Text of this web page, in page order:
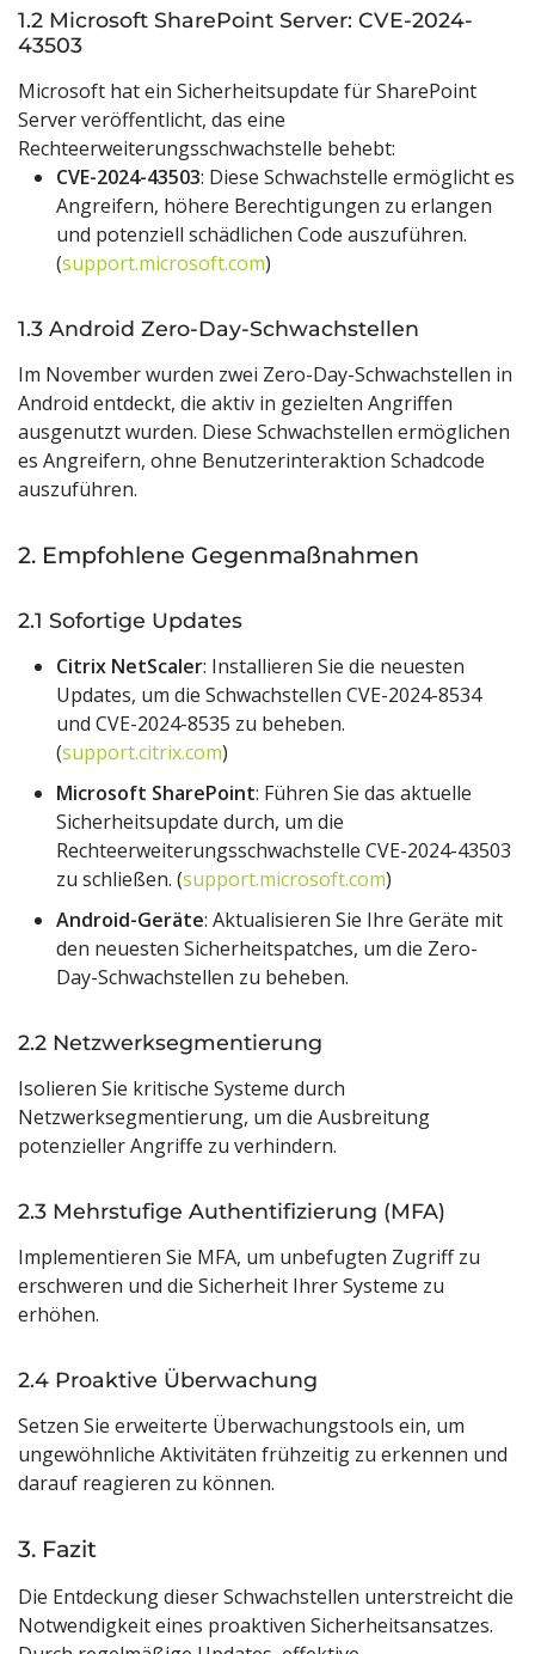
1.2 Microsoft SharePoint Server: CVE-2024-
43503
Microsoft hat ein Sicherheitsupdate für SharePoint
Server veröffentlicht, das eine
Rechteerweiterungsschwachstelle behebt:
CVE-2024-43503: Diese Schwachstelle ermöglicht es
Angreifern, höhere Berechtigungen zu erlangen
und potenziell schädlichen Code auszuführen.
(support.microsoft.com)
1.3 Android Zero-Day-Schwachstellen
Im November wurden zwei Zero-Day-Schwachstellen in
Android entdeckt, die aktiv in gezielten Angriffen
ausgenutzt wurden. Diese Schwachstellen ermöglichen
es Angreifern, ohne Benutzerinteraktion Schadcode
auszuführen.
2. Empfohlene Gegenmaßnahmen
2.1 Sofortige Updates
Citrix NetScaler: Installieren Sie die neuesten
Updates, um die Schwachstellen CVE-2024-8534
und CVE-2024-8535 zu beheben.
(support.citrix.com)
Microsoft SharePoint: Führen Sie das aktuelle
Sicherheitsupdate durch, um die
Rechteerweiterungsschwachstelle CVE-2024-43503
zu schließen. (support.microsoft.com)
Android-Geräte: Aktualisieren Sie Ihre Geräte mit
den neuesten Sicherheitspatches, um die Zero-
Day-Schwachstellen zu beheben.
2.2 Netzwerksegmentierung
Isolieren Sie kritische Systeme durch
Netzwerksegmentierung, um die Ausbreitung
potenzieller Angriffe zu verhindern.
2.3 Mehrstufige Authentifizierung (MFA)
Implementieren Sie MFA, um unbefugten Zugriff zu
erschweren und die Sicherheit Ihrer Systeme zu
erhöhen.
2.4 Proaktive Überwachung
Setzen Sie erweiterte Überwachungstools ein, um
ungewöhnliche Aktivitäten frühzeitig zu erkennen und
darauf reagieren zu können.
3. Fazit
Die Entdeckung dieser Schwachstellen unterstreicht die
Notwendigkeit eines proaktiven Sicherheitsansatzes.